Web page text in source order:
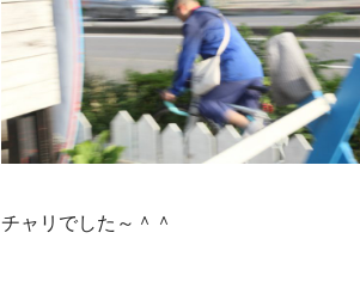
チャリでした～＾＾